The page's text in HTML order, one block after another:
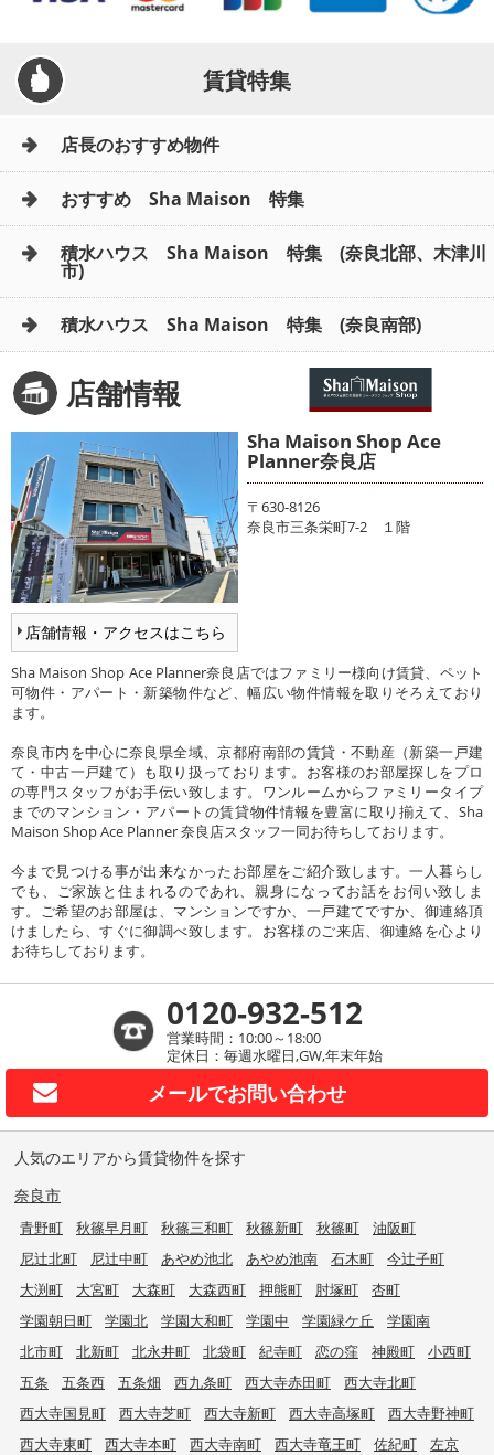
賃貸特集
店長のおすすめ物件
おすすめ Sha Maison 特集
積水ハウス Sha Maison 特集 (奈良北部、木津川
市)
積水ハウス Sha Maison 特集 (奈良南部)
店舗情報
店舗情報・アクセスはこちら
Sha Maison Shop Ace
Planner奈良店
〒630-8126
奈良市三条栄町7-2 １階
Sha Maison Shop Ace Planner奈良店ではファミリー様向け賃貸、ペット
可物件・アパート・新築物件など、幅広い物件情報を取りそろえており
ます。
奈良市内を中心に奈良県全域、京都府南部の賃貸・不動産（新築一戸建
て・中古一戸建て）も取り扱っております。お客様のお部屋探しをプロ
の専門スタッフがお手伝い致します。ワンルームからファミリータイプ
までのマンション・アパートの賃貸物件情報を豊富に取り揃えて、Sha
Maison Shop Ace Planner 奈良店スタッフ一同お待ちしております。
今まで見つける事が出来なかったお部屋をご紹介致します。一人暮らし
でも、ご家族と住まれるのであれ、親身になってお話をお伺い致しま
す。ご希望のお部屋は、マンションですか、一戸建てですか、御連絡頂
けましたら、すぐに御調べ致します。お客様のご来店、御連絡を心より
お待ちしております。
0120-932-512
営業時間：10:00～18:00
定休日：毎週水曜日,GW,年末年始
メールでお問い合わせ
人気のエリアから賃貸物件を探す
奈良市
青野町 秋篠早月町 秋篠三和町 秋篠新町 秋篠町
油阪町
尼辻北町
尼辻中町 あやめ池北 あやめ池南 石木町
今辻子町
大渕町
大宮町 大森町 大森西町 押熊町 肘塚町
杏町
学園朝日町
学園北 学園大和町 学園中 学園緑ケ丘
学園南
北市町
北新町 北永井町 北袋町 紀寺町 恋の窪 神殿町
小西町
五条
五条西 五条畑 西九条町 西大寺赤田町
西大寺北町
西大寺国見町
西大寺芝町 西大寺新町 西大寺高塚町
西大寺野神町
西大寺東町
西大寺本町 西大寺南町 西大寺竜王町 佐紀町
左京